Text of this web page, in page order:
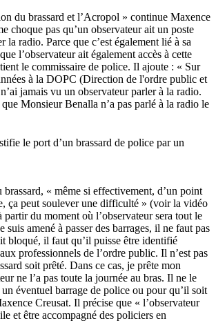
du brassard et l’Acropol » continue Maxence
choque pas qu’un observateur ait un poste
la radio. Parce que c’est également lié à sa
l’observateur ait également accès à cette
le commissaire de police. Il ajoute : « Sur
à la DOPC (Direction de l'ordre public et
jamais vu un observateur parler à la radio.
Monsieur Benalla n’a pas parlé à la radio le
le port d’un brassard de police par un
« même si effectivement, d’un point
ça peut soulever une difficulté » (voir la vidéo
partir du moment où l’observateur sera tout le
suis amené à passer des barrages, il ne faut pas
bloqué, il faut qu’il puisse être identifié
professionnels de l’ordre public. Il n’est pas
soit prêté. Dans ce cas, je prête mon
ne l’a pas toute la journée au bras. Il ne le
éventuel barrage de police ou pour qu’il soit
Creusat. Il précise que « l’observateur
et être accompagné des policiers en